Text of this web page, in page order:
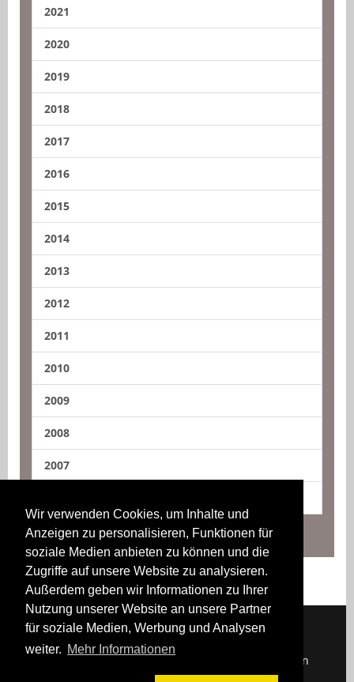
Wir verwenden Cookies, um Inhalte und
Anzeigen zu personalisieren, Funktionen für
soziale Medien anbieten zu können und die
Zugriffe auf unsere Website zu analysieren.
Außerdem geben wir Informationen zu Ihrer
Nutzung unserer Website an unsere Partner
für soziale Medien, Werbung und Analysen
weiter. Mehr Informationen
2021
2020
2019
2018
2017
2016
2015
2014
2013
2012
2011
2010
2009
2008
2007
Downloads Impressum Login